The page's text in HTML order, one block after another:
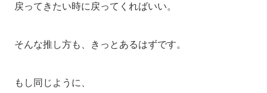
戻ってきたい時に戻ってくればいい。
そんな推し方も、きっとあるはずです。
もし同じように、